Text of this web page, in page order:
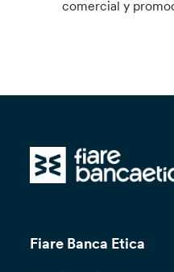
comercial y
Fiare Banca Etica